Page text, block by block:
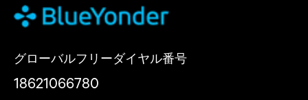
グローバルフリーダイヤル番号
18621066780